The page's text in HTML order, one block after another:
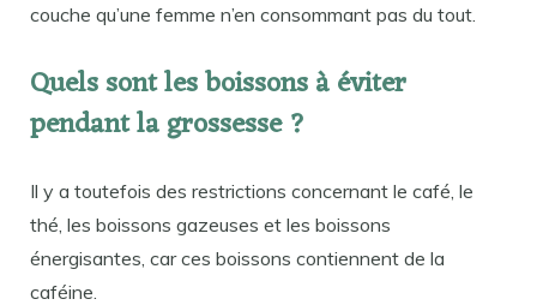
couche qu’une femme n’en consommant pas du tout.
Quels sont les boissons à éviter
pendant la grossesse ?
Il y a toutefois des restrictions concernant le café, le
thé, les boissons gazeuses et les boissons
énergisantes, car ces boissons contiennent de la
caféine.